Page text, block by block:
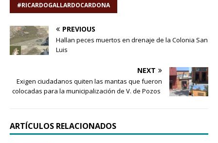
#RICARDOGALLARDOCARDONA
PREVIOUS
Hallan peces muertos en drenaje de la Colonia San
Luis
NEXT
Exigen ciudadanos quiten las mantas que fueron
colocadas para la municipalización de V. de Pozos
ARTÍCULOS RELACIONADOS